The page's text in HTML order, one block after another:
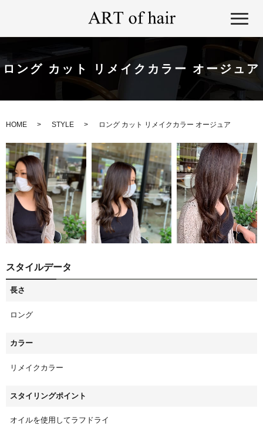
ロング カット リメイクカラー オージュア
HOME STYLE ロング カット リメイクカラー オージュア
スタイルデータ
長さ
ロング
カラー
リメイクカラー
スタイリングポイント
オイルを使用してラフドライ